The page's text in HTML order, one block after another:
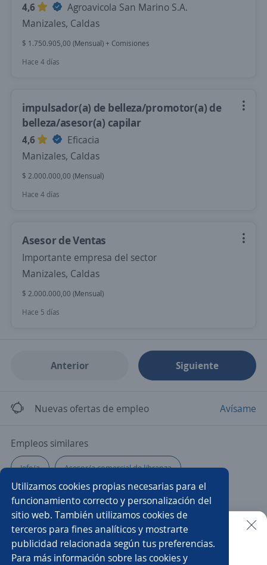
Utilizamos cookies propias necesarias para el
funcionamiento correcto y personalización del
sitio web. También utilizamos cookies de
terceros para fines analíticos y mostrarte
publicidad relacionada según tus preferencias.
Para más información sobre las cookies y
4,6
Agroavicola San Marino S.A.
Manizales, Caldas
$ 1.750.905,00 (Mensual) + Comisiones
Hace 4 días
impulsador(a) de belleza/promotor(a) de
belleza/asesor(a) capilar
4,6
Eficacia
Manizales, Caldas
$ 2.000.000,00 (Mensual)
Hace 4 días
Asesor de Ventas
Importante empresa del sector
Manizales, Caldas
$ 2.000.000,00 (Mensual)
Hace 5 días
Anterior Siguiente
Nuevas ofertas de empleo Avísame
Empleos similares
Jefe/a Asesor/a comercial de libranza
Servicio al cliente Vendedor preventista
Vendedora Auxiliar de almacén y ventas
Impulsador/a Asesor microcrédito
Buscar es más fácil en la app